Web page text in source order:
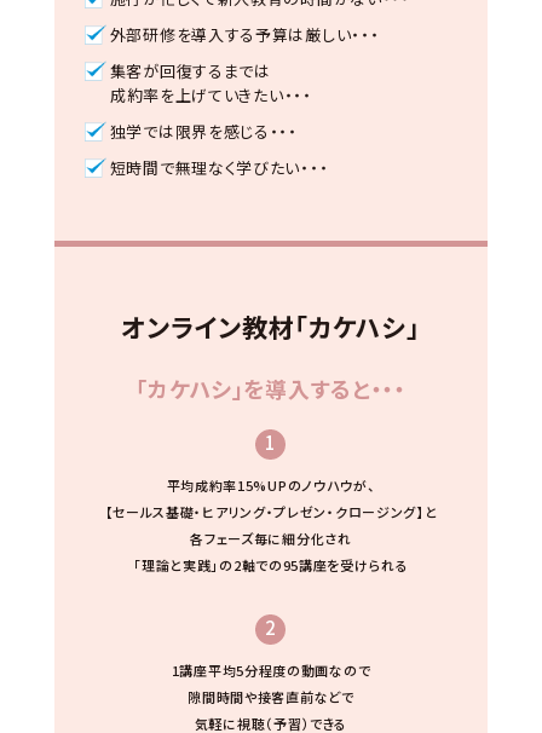
外部研修を導入する予算は厳しい・・・
集客が回復するまでは
成約率を上げていきたい・・・
独学では限界を感じる・・・
短時間で無理なく学びたい・・・
オンライン教材「カケハシ」
「カケハシ」を導入すると・・・
1
平均成約率15%UPのノウハウが、
【セールス基礎・ヒアリング・プレゼン・クロージング】と
各フェーズ毎に細分化され
「理論と実践」の2軸での95講座を受けられる
2
1講座平均5分程度の動画なので
隙間時間や接客直前などで
気軽に視聴（予習）できる